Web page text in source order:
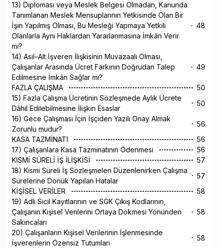
13) Diploması veya Meslek Belgesi Olmadan, Kanunda
Tanımlanan Meslek Mensuplarının Yetkisinde Olan Bir
İşin Yapılmış Olması, Bu Mesleği Yapmaya Yetkili
Olanlarla Aynı Haklardan Yararlanmasına İmkân Verir
mi?
48
14) Asıl–Alt İşveren İlişkisinin Muvazaalı Olması,
Çalışanlar Arasında Ücret Farkının Doğrudan Talep
Edilmesine İmkân Sağlar mı?
49
FAZLA ÇALIŞMA
50
15) Fazla Çalışma Ücretinin Sözleşmede Aylık Ücrete
Dâhil Edilebilmesine İlişkin Esaslar
50
16) Gece Çalışması İçin İşçiden Yazılı Onay Almak
Zorunlu mudur?
56
KASA TAZMİNATI
56
17) Çalışanlara Kasa Tazminatının Ödenmesi
56
KISMİ SÜRELİ İŞ İLİŞKİSİ
57
18) Kısmi Süreli İş Sözleşmeleri Düzenlenirken Çalışma
Sürelerine Dönük Yapılan Hatalar
57
KİŞİSEL VERİLER
58
19) Adli Sicil Kayıtlarının ve SGK Çıkış Kodlarının,
Çalışanın Kişisel Verilerini Ortaya Dökmesi Yönünden
Sakıncaları
58
20) Çalışanların Kişisel Verilerinin İşlenmesinde
İşverenlerin Özensiz Tutumları
58